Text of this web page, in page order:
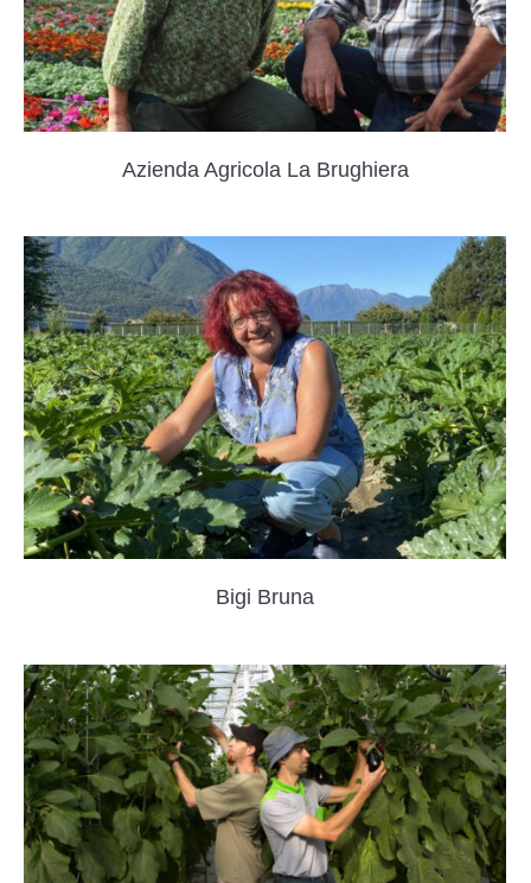
Azienda Agricola La Brughiera
Bigi Bruna